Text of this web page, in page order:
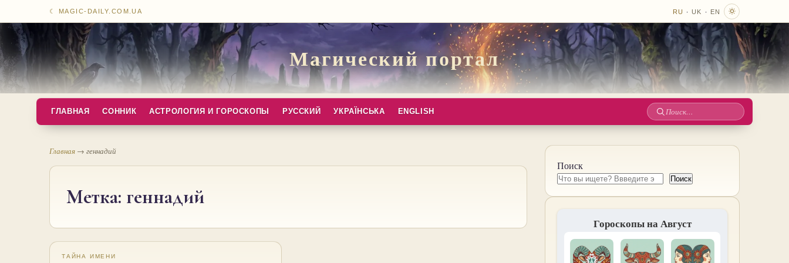
☾ MAGIC-DAILY.COM.UA RU · UK · EN
Магический портал
ГЛАВНАЯ СОННИК АСТРОЛОГИЯ И ГОРОСКОПЫ РУССКИЙ УКРАЇНСЬКА ENGLISH
Поиск
Главная → геннадий
Метка: геннадий
ТАЙНА ИМЕНИ
Поиск
Поиск
Гороскопы на Август